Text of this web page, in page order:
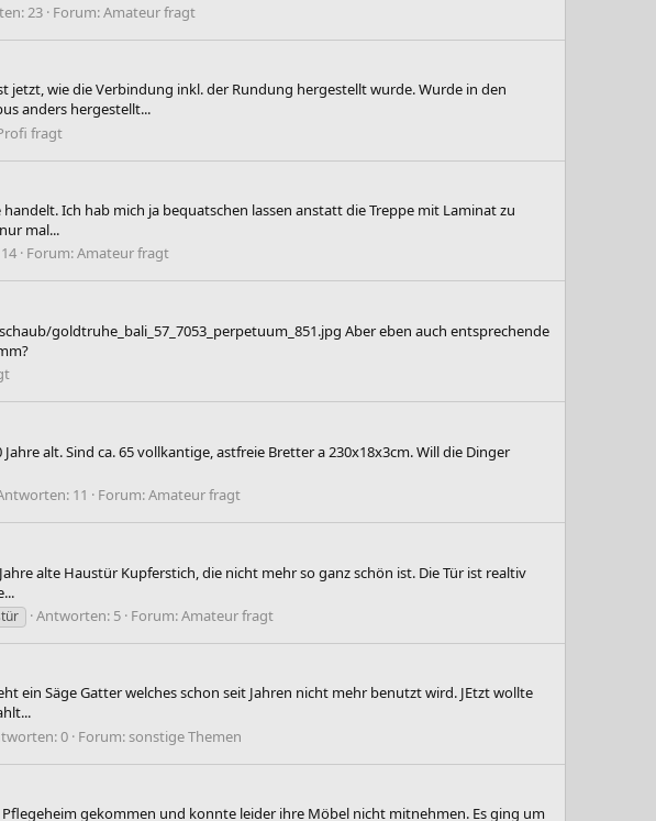
23 Forum:Amateur fragt
jetzt, wie die Verbindung inkl. der Rundung hergestellt wurde. Wurde in den
anders hergestellt...
fragt
Ich hab mich ja bequatschen lassen anstatt die Treppe mit Laminat zu
mal...
Forum:Amateur fragt
goldtruhe_bali_57_7053_perpetuum_851.jpg Aber eben auch entsprechende
alt. Sind ca. 65 vollkantige, astfreie Bretter a 230x18x3cm. Will die Dinger
11 Forum:Amateur fragt
alte Haustür Kupferstich, die nicht mehr so ganz schön ist. Die Tür ist realtiv
Antworten: 5 Forum:Amateur fragt
ein Säge Gatter welches schon seit Jahren nicht mehr benutzt wird. JEtzt wollte
0 Forum:sonstige Themen
gekommen und konnte leider ihre Möbel nicht mitnehmen. Es ging um